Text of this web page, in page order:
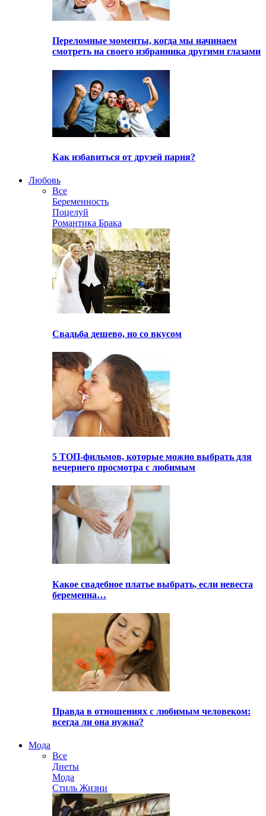
Переломные моменты, когда мы начинаем
смотреть на своего избранника другими глазами
Как избавиться от друзей парня?
Любовь
Все
Беременность
Поцелуй
Романтика Брака
Свадьба дешево, но со вкусом
5 ТОП-фильмов, которые можно выбрать для
вечернего просмотра с любимым
Какое свадебное платье выбрать, если невеста
беременна…
Правда в отношениях с любимым человеком:
всегда ли она нужна?
Мода
Все
Диеты
Мода
Стиль Жизни